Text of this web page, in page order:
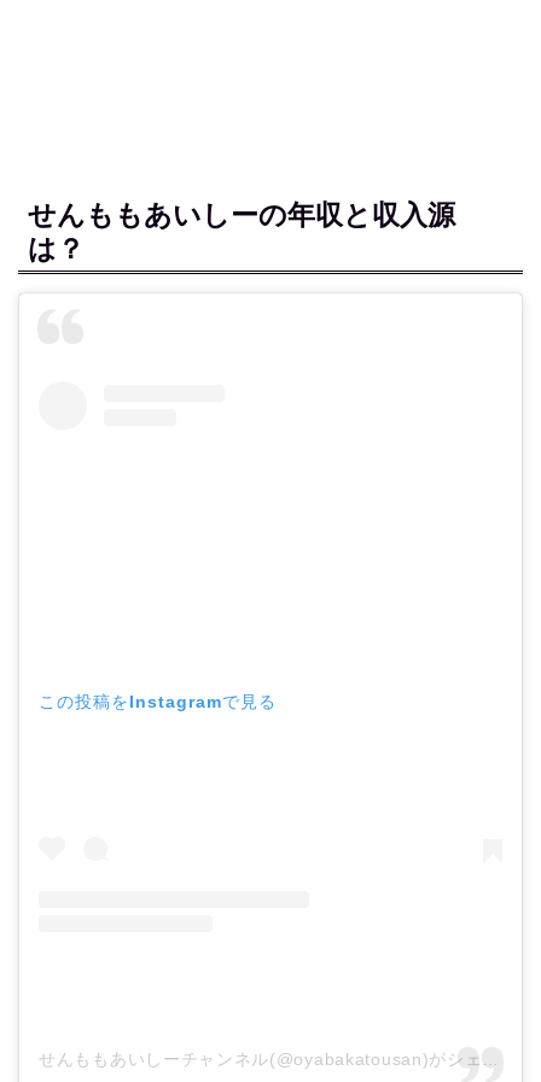
せんももあいしーの年収と収入源
は？
この投稿をInstagramで見る